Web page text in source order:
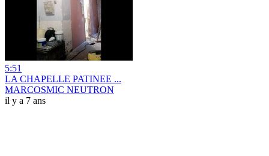
5:51
LA CHAPELLE PATINEE ...
MARCOSMIC NEUTRON
il y a 7 ans